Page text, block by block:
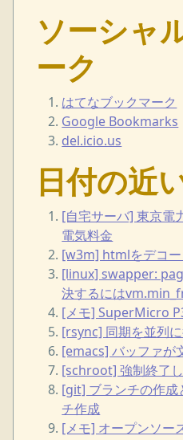
ソーシャ
ーク
はてなブックマーク
Google Bookmarks
del.icio.us
日付の近
[自宅サーバ] 東京電
電気料金
[w3m] htmlをデコ
[linux] swapper:
決するには
[メモ] SuperMicro
[rsync] 同期を並列に
[emacs] バッファが
[schroot] 強制終了
[git] ブランチの作成
チ作成
[メモ] オープンソー